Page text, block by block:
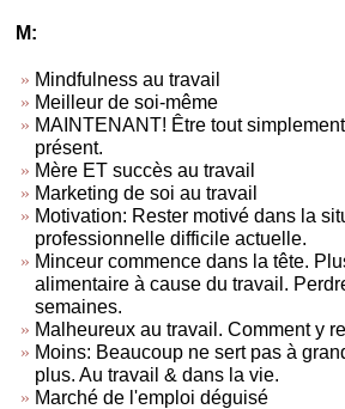
M:
Mindfulness au travail
Meilleur de soi-même
MAINTENANT! Être tout
présent.
Mère ET succès au travail
Marketing de soi au travail
Motivation: Rester motivé dans la
professionnelle difficile actuelle.
Minceur commence dans la tête.
alimentaire à cause du travail.
semaines.
Malheureux au travail. Comment y
Moins: Beaucoup ne sert pas à
plus. Au travail & dans la vie.
Marché de l'emploi déguisé